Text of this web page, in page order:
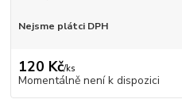
Nejsme plátci DPH
120 Kč/ks
Momentálně není k dispozici